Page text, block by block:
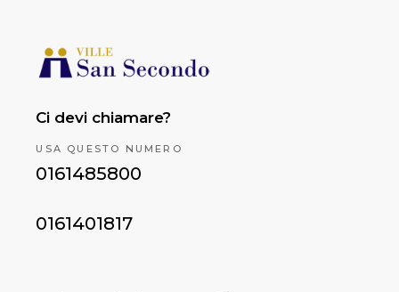
Ci devi chiamare?
USA QUESTO NUMERO
0161485800
0161401817